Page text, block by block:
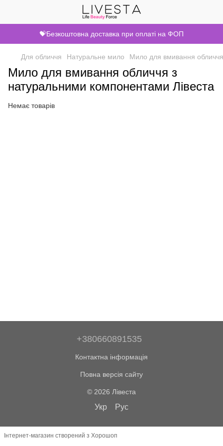
💝Безкоштовна доставка при оплаті на ФОП
Для обличчя Натуральне мило Мило для вмивання обличчя
Мило для вмивання обличчя з
натуральними компонентами Лівеста
Немає товарів
+380660891535
Контактна інформація
Повна версія сайту
© 2026 Лівеста
Укр Рус
Інтернет-магазин створений з Хорошоп